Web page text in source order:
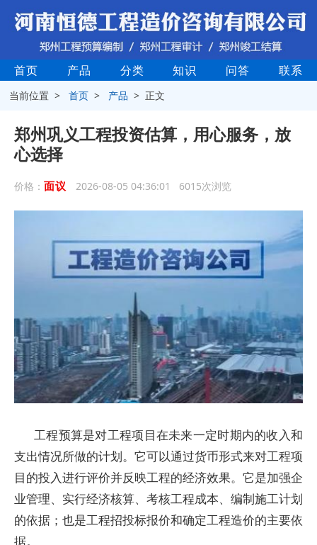
首页 产品 分类 知识 问答 联系
当前位置 >首页 > 产品 > 正文
郑州巩义工程投资估算，用心服务，放
心选择
价格： 面议 2026-08-05 04:36:01 6015次浏览
工程预算是对工程项目在未来一定时期内的收入和
支出情况所做的计划。它可以通过货币形式来对工程项
目的投入进行评价并反映工程的经济效果。它是加强企
业管理、实行经济核算、考核工程成本、编制施工计划
的依据；也是工程招投标报价和确定工程造价的主要依
据。